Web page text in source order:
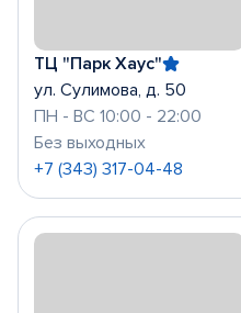
ТЦ "Парк Хаус"
ул. Сулимова, д. 50
ПН - ВС 10:00 - 22:00
Без выходных
+7 (343) 317-04-48